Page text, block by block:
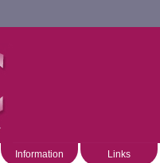
Information Links